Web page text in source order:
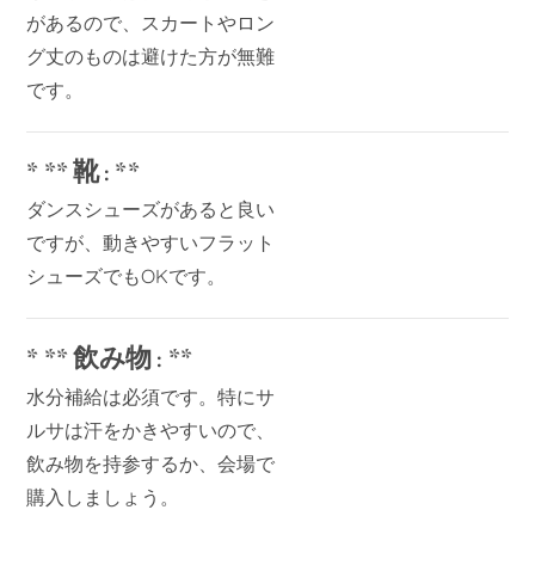
があるので、スカートやロン
グ丈のものは避けた方が無難
です。
* ** 靴 : **
ダンスシューズがあると良い
ですが、動きやすいフラット
シューズでもOKです。
* ** 飲み物 : **
水分補給は必須です。特にサ
ルサは汗をかきやすいので、
飲み物を持参するか、会場で
購入しましょう。